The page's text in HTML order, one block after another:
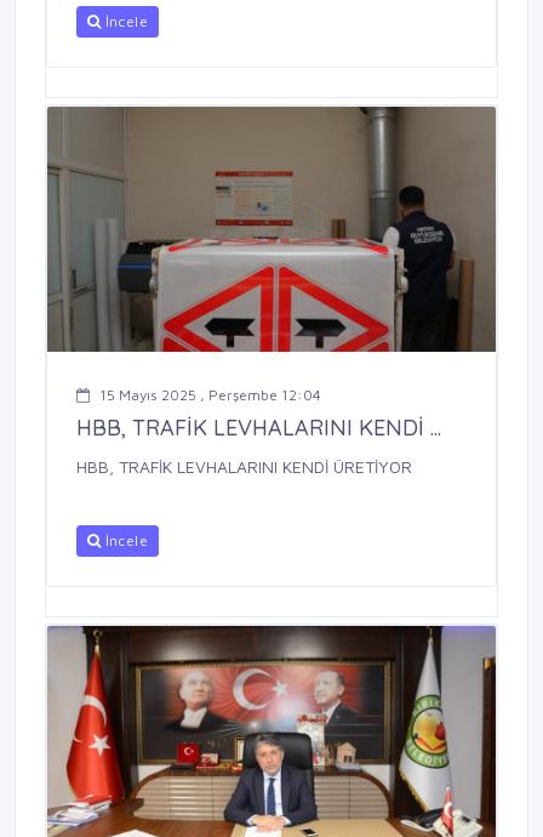
İncele
15 Mayıs 2025 , Perşembe 12:04
HBB, TRAFİK LEVHALARINI KENDİ ...
HBB, TRAFİK LEVHALARINI KENDİ ÜRETİYOR
İncele